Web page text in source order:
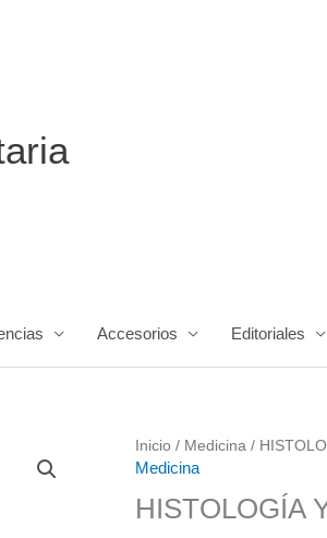
Accesorios Editoriales
Inicio / Medicina /
Medicina
HISTOLOGÍA